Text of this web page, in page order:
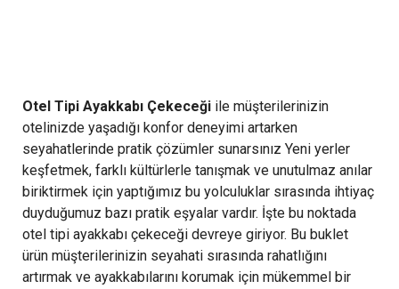
Otel Tipi Ayakkabı Çekeceği ile müşterilerinizin
otelinizde yaşadığı konfor deneyimi artarken
seyahatlerinde pratik çözümler sunarsınız Yeni yerler
keşfetmek, farklı kültürlerle tanışmak ve unutulmaz anılar
biriktirmek için yaptığımız bu yolculuklar sırasında ihtiyaç
duyduğumuz bazı pratik eşyalar vardır. İşte bu noktada
otel tipi ayakkabı çekeceği devreye giriyor. Bu buklet
ürün müşterilerinizin seyahati sırasında rahatlığını
artırmak ve ayakkabılarını korumak için mükemmel bir